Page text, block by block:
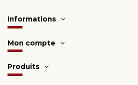
Informations
Mon compte
Produits